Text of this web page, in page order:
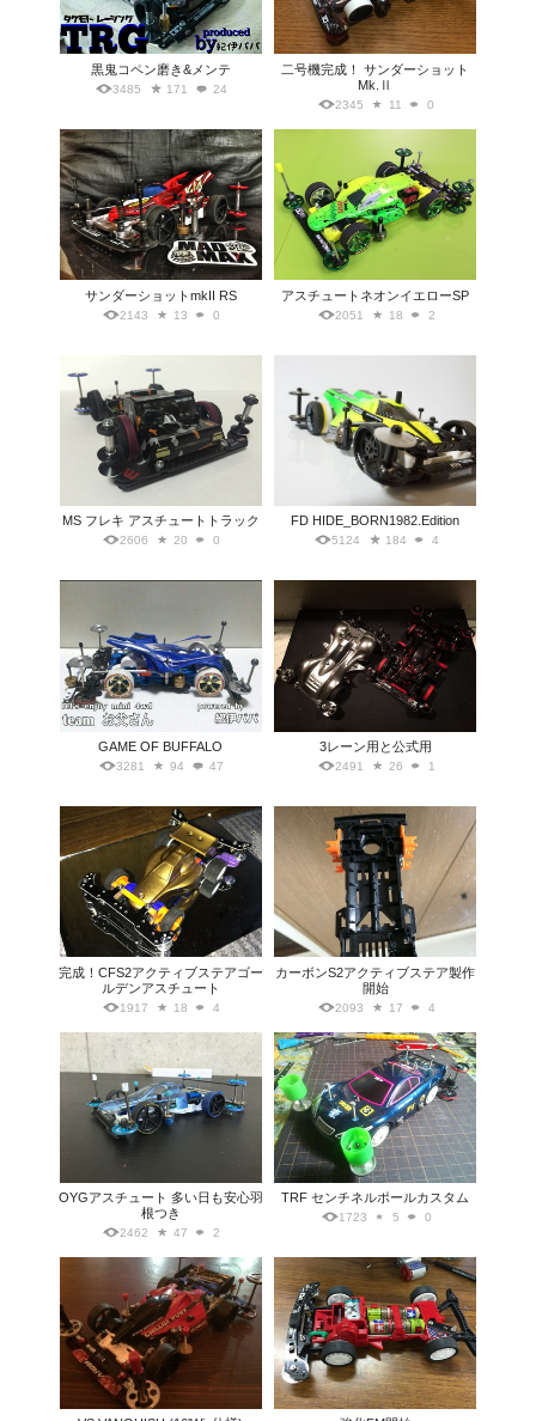
黒鬼コペン磨き&メンテ
3485 171 24
二号機完成！ サンダーショット
Mk.Ⅱ
2345 11 0
サンダーショットmkII RS
2143 13 0
アスチュートネオンイエローSP
2051 18 2
MS フレキ アスチュートトラック
2606 20 0
FD HIDE_BORN1982.Edition
5124 184 4
GAME OF BUFFALO
3281 94 47
3レーン用と公式用
2491 26 1
完成！CFS2アクティブステアゴー
ルデンアスチュート
1917 18 4
カーボンS2アクティブステア製作
開始
2093 17 4
OYGアスチュート 多い日も安心羽
根つき
2462 47 2
TRF センチネルポールカスタム
1723 5 0